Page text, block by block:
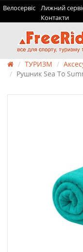
Велосервіс Лижний
Контакти
ТУРИЗМ
Рушник Sea To